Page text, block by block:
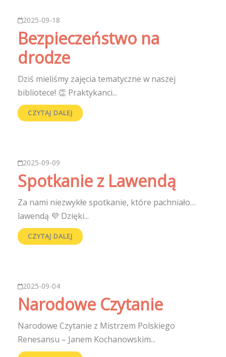
2025-09-18
Bezpieczeństwo na
drodze
Dziś mieliśmy zajęcia tematyczne w naszej
bibliotece! 👏 Praktykanci...
CZYTAJ DALEJ
2025-09-09
Spotkanie z Lawendą
Za nami niezwykłe spotkanie, które pachniało…
lawendą 💜 Dzięki...
CZYTAJ DALEJ
2025-09-04
Narodowe Czytanie
Narodowe Czytanie z Mistrzem Polskiego
Renesansu – Janem Kochanowskim...